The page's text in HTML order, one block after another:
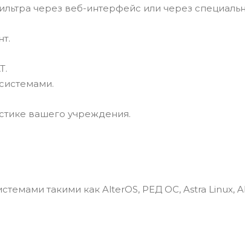
через веб-интерфейс или через
вашего учреждения.
такими как AlterOS, РЕД ОС, Astra Linux,